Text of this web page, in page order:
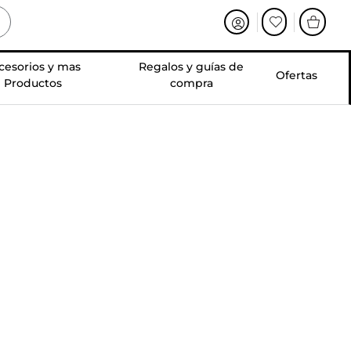
y mas
Productos
Regalos y guías de
compra
Ofertas